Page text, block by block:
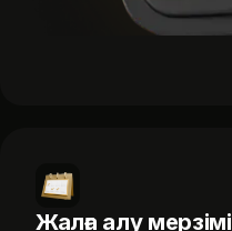
Жалға алу мерзімі